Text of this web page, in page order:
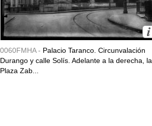
0060FMHA - Palacio Taranco. Circunvalación
Durango y calle Solís. Adelante a la derecha, la
Plaza Zab...